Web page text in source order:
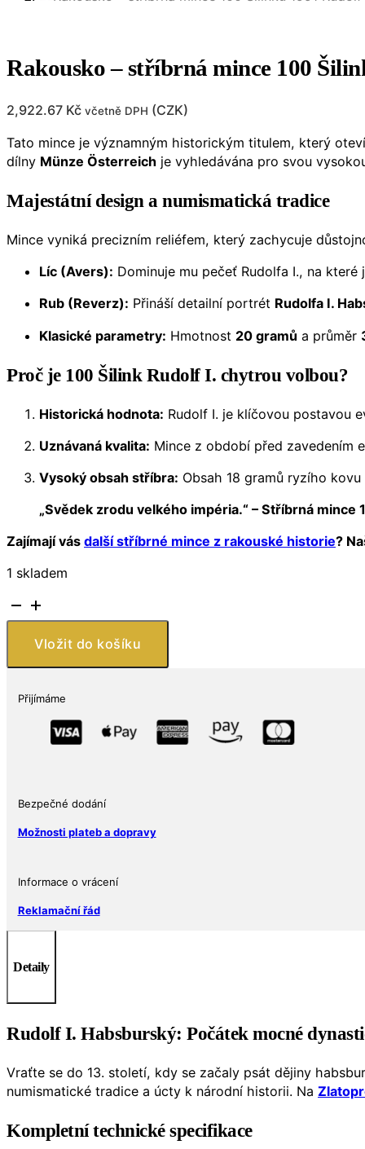
Rakousko – stříbrná mince 100
2,922.67 Kč včetně DPH (CZK)
Tato mince je významným historickým titulem, který
dílny Münze Österreich je vyhledávána pro svou
Majestátní design a numismatická tradice
Mince vyniká precizním reliéfem, který zachycuje
Líc (Avers): Dominuje mu pečeť Rudolfa I., na
Rub (Reverz): Přináší detailní portrét Rudolfa I.
Klasické parametry: Hmotnost 20 gramů a průměr
Proč je 100 Šilink Rudolf I. chytrou volbou?
Historická hodnota: Rudolf I. je klíčovou postavou
Uznávaná kvalita: Mince z období před zavedením
Vysoký obsah stříbra: Obsah 18 gramů ryzího
„Svědek zrodu velkého impéria.“ – Stříbrná
Zajímají vás další stříbrné mince z rakouské historie?
1 skladem
Rakousko
–
stříbrná
Šilinků
900
Etuje
množství
Vložit do košíku
Přijímáme
Bezpečné dodání
Možnosti plateb a dopravy
Informace o vrácení
Reklamační řád
Detaily
Rudolf I. Habsburský: Počátek mocné
Vraťte se do 13. století, kdy se začaly psát dějiny
numismatické tradice a úcty k národní historii. Na
Kompletní technické specifikace